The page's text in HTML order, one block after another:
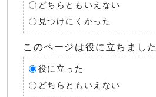
どちらともいえない
見つけにくかった
このページは役に立ちまし
役に立った
どちらともいえない